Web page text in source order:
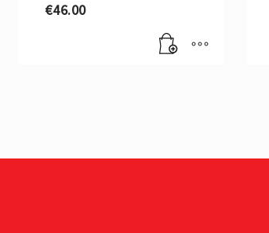
€46.00